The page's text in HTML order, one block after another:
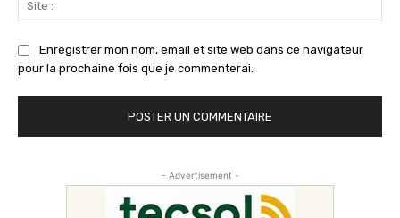
Enregistrer mon nom, email et site web dans ce navigateur
pour la prochaine fois que je commenterai.
- Advertisement -